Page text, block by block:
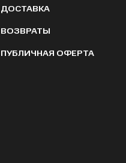
ДОСТАВКА
ВОЗВРАТЫ
ПУБЛИЧНАЯ ОФЕРТА